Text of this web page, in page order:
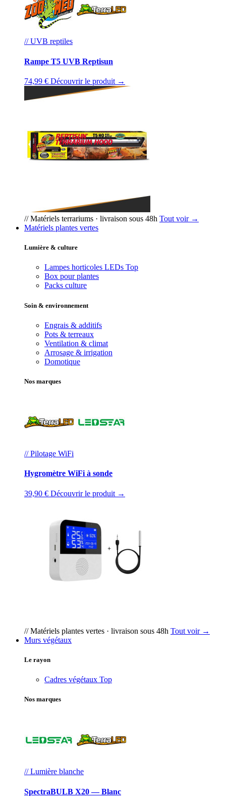
// UVB reptiles
Rampe T5 UVB Reptisun
74,99 € Découvrir le produit →
// Matériels terrariums · livraison sous 48h Tout voir →
Matériels plantes vertes
Lumière & culture
Lampes horticoles LEDs Top
Box pour plantes
Packs culture
Soin & environnement
Engrais & additifs
Pots & terreaux
Ventilation & climat
Arrosage & irrigation
Domotique
Nos marques
// Pilotage WiFi
Hygromètre WiFi à sonde
39,90 € Découvrir le produit →
// Matériels plantes vertes · livraison sous 48h Tout voir →
Murs végétaux
Le rayon
Cadres végétaux Top
Nos marques
// Lumière blanche
SpectraBULB X20 — Blanc